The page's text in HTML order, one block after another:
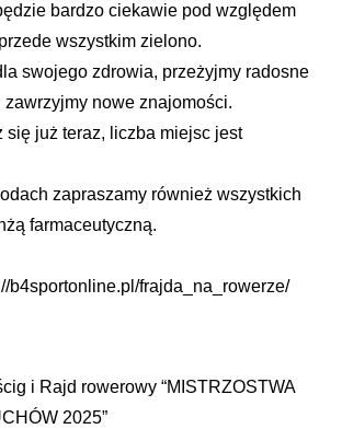
bardzo ciekawie pod względem
wszystkim zielono.
swojego zdrowia, przeżyjmy radosne
nowe znajomości.
się już teraz, liczba miejsc jest
zapraszamy również wszystkich
farmaceutyczną.
b4sportonline.pl/frajda_na_rowerze/
i Rajd rowerowy “MISTRZOSTWA
2025”